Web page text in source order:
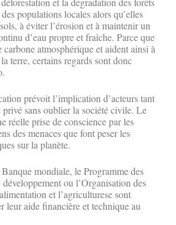
populations locales alors qu’elles
à éviter l’érosion et à maintenir un
d’eau propre et fraîche. Parce que
carbone atmosphérique et aident ainsi à
terre, certains regards sont donc
prévoit l’implication d’acteurs tant
sans oublier la société civile. Le
réelle prise de conscience par les
des menaces que font peser les
sur la planète.
mondiale, le Programme des
ou l’Organisation des
et l’agriculturese sont
leur aide financière et technique au